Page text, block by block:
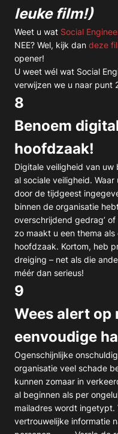
leuke film!)
Weet u wat Social
NEE? Wel, kijk dan deze
opener!
U weet wél wat Social
verwijzen we u naar punt
8
Benoem
hoofdzaak!
Digitale veiligheid van
al sociale veiligheid.
door de tijdgeest
binnen de organisatie
overschrijdend gedrag’ of
zo maakt u een thema
hoofdzaak. Kortom, heb
dreiging – net als die
méér dan serieus!
9
Wees alert op
eenvoudige
Ogenschijnlijke
organisatie veel schade
kunnen zomaar in
al beginnen als per
mailadres wordt ingetypt.
vertrouwelijke informatie